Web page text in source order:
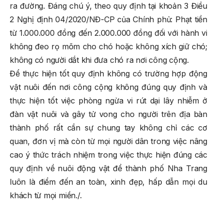
ra đường. Đáng chú ý, theo quy định tại khoản 3 Điều
2 Nghị định 04/2020/NĐ-CP của Chính phủ: Phạt tiền
từ 1.000.000 đồng đến 2.000.000 đồng đối với hành vi
không đeo rọ mõm cho chó hoặc không xích giữ chó;
không có người dắt khi đưa chó ra nơi công cộng.
Để thực hiện tốt quy định không có trường hợp động
vật nuôi đến nơi công cộng không đúng quy định và
thực hiện tốt việc phòng ngừa vi rút dại lây nhiễm ở
đàn vật nuôi và gây tử vong cho người trên địa bàn
thành phố rất cần sự chung tay không chỉ các cơ
quan, đơn vị mà còn từ mọi người dân trong việc nâng
cao ý thức trách nhiệm trong việc thực hiện đúng các
quy định về nuôi động vật để thành phố Nha Trang
luôn là điểm đến an toàn, xinh đẹp, hấp dẫn mọi du
khách từ mọi miền./.